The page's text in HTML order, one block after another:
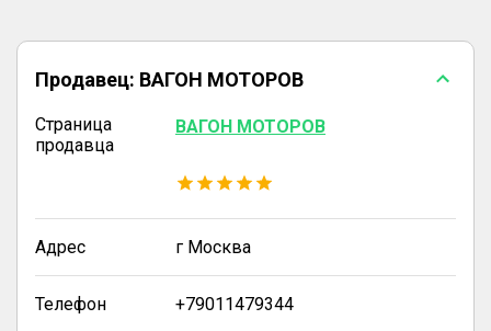
Продавец: ВАГОН МОТОРОВ
Страница
продавца
ВАГОН МОТОРОВ
Адрес г Москва
Телефон +79011479344